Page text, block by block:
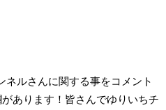
ネルさんに関する事をコメント
あります！皆さんでゆりいちチ